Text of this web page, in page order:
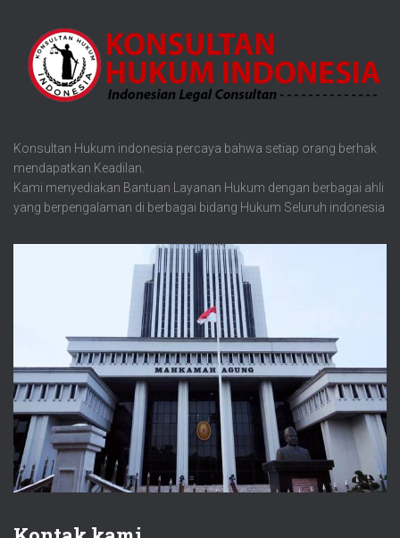
Konsultan Hukum indonesia percaya bahwa setiap orang berhak
mendapatkan Keadilan.
Kami menyediakan Bantuan Layanan Hukum dengan berbagai ahli
yang berpengalaman di berbagai bidang Hukum Seluruh indonesia